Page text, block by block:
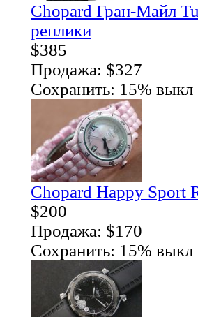
Chopard Гран-Майл
реплики
$385
Продажа: $327
Сохранить: 15% выкл
Chopard Happy Sport
$200
Продажа: $170
Сохранить: 15% выкл